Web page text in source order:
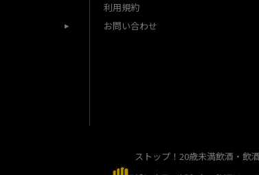
利用規約
お問い合わせ
ストップ！20歳未満飲酒・飲酒